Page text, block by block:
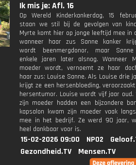
Ik mis je: Afl. 16
Op Wereld Kinderkankerdag, 15
staan we stil bij de gevolgen van
Myrte komt hier op jonge leeftijd mee in
wanneer haar zus Sanne kanker
wordt beenmergdonor, maar
enkele jaren later alsnog. Wanneer
moeder wordt, vernoemt ze haar
haar zus: Louise Sanne. Als Louise drie
krijgt ze een hersenbloeding,
hersentumor. Louise wordt vijf jaar oud.
zijn moeder hadden een bijzondere
kapsalon kwam zijn moeder vaak
mee in het bedrijf. Ze werd 90 jaar,
heel dankbaar voor is.
15-02-2026 09:00 NPO2
Gezondheid.TV
Mensen.TV